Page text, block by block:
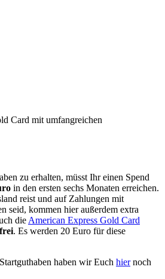
Card mit umfangreichen
zu erhalten, müsst Ihr einen Spend
in den ersten sechs Monaten erreichen.
reist und auf Zahlungen mit
seid, kommen hier außerdem extra
dieAmerican Express Gold Card
. Es werden 20 Euro für diese
haben wir Euch hiernoch